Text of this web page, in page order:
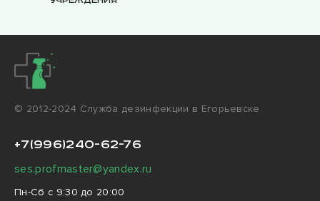
© 2012-2024 Cлужба дезинфекции в Егорьевске
+7(996)240-62-76
ses.profmaster@yandex.ru
Пн-Сб с 9:30 до 20:00